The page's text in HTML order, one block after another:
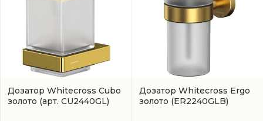
Дозатор Whitecross Cubo
золото (арт. CU2440GL)
Дозатор Whitecross Ergo
золото (ER2240GLB)